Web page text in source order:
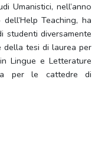
Umanistici, nell’anno
Teaching, ha
diversamente
della tesi di laurea per
Lingue e Letterature
per le cattedre di